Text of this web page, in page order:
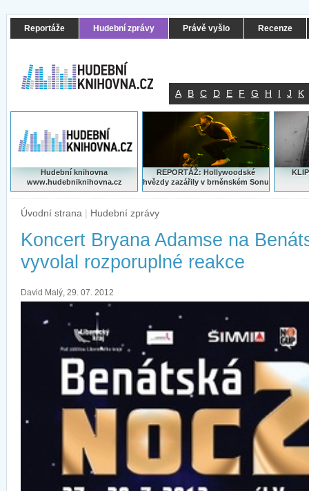
Reportáže Hudební zprávy Právě vyšlo Recenze
A B C D E F G H I J K
Hudební knihovna
www.hudebniknihovna.cz
REPORTÁŽ: Hollywoodské
hvězdy zazářily v brněnském Sonu
Úvodní strana | Hudební zprávy
Koncert Bryana Adamse na
vyvolal rozporuplné reakce
David Malý, 29. 07. 2012